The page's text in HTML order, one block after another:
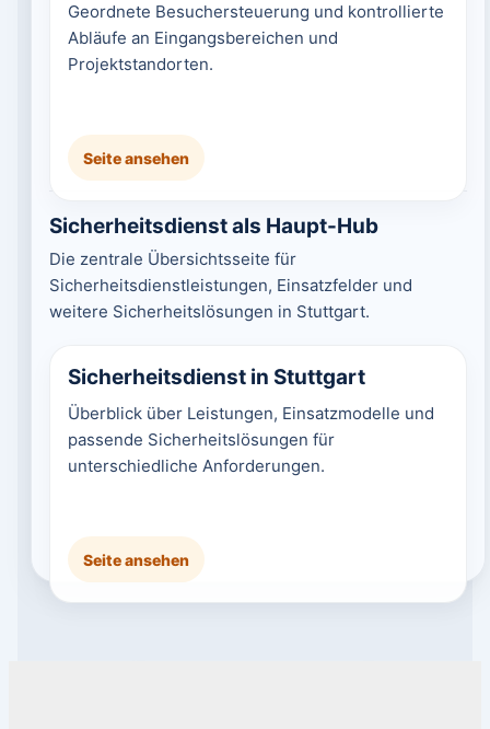
Geordnete Besuchersteuerung und kontrollierte
Abläufe an Eingangsbereichen und
Projektstandorten.
Seite ansehen
Sicherheitsdienst als Haupt-Hub
Die zentrale Übersichtsseite für
Sicherheitsdienstleistungen, Einsatzfelder und
weitere Sicherheitslösungen in Stuttgart.
Sicherheitsdienst in Stuttgart
Überblick über Leistungen, Einsatzmodelle und
passende Sicherheitslösungen für
unterschiedliche Anforderungen.
Seite ansehen